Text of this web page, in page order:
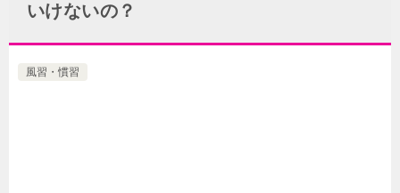
いけないの？
風習・慣習